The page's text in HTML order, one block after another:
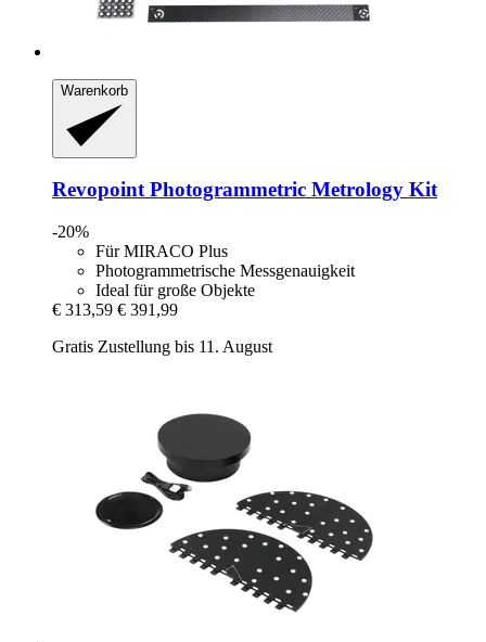
Warenkorb
RevopointPhotogrammetric Metrology Kit
-20%
Für MIRACO Plus
Photogrammetrische Messgenauigkeit
Ideal für große Objekte
€ 313,59 € 391,99
Gratis Zustellung bis 11. August